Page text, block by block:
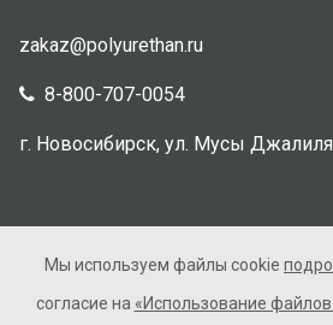
zakaz@polyurethan.ru
8-800-707-0054
г. Новосибирск, ул. Мусы
2005-2026 © Полиуретан. Все
является публичной
Мы используем файлы cookie
согласие на «Использование